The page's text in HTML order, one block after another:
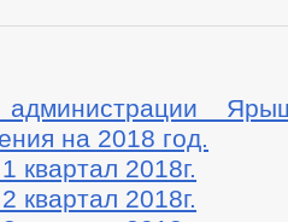
на 2018 год.
квартал 2018г.
квартал 2018г.